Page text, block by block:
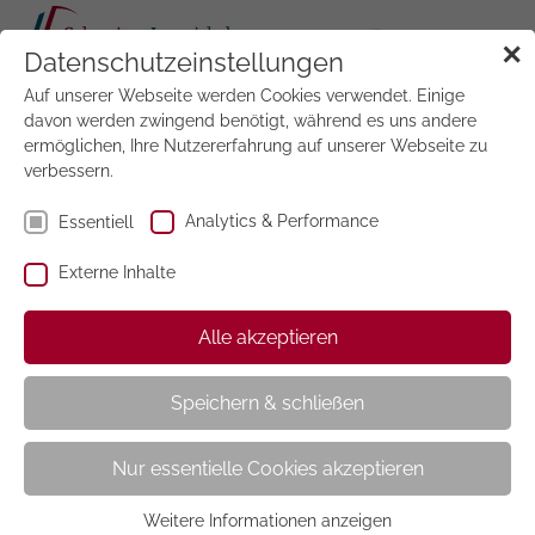
Jetzt
testen
Bike
✕
Datenschutzeinstellungen
Auf unserer Webseite werden Cookies verwendet. Einige
davon werden zwingend benötigt, während es uns andere
ermöglichen, Ihre Nutzererfahrung auf unserer Webseite zu
verbessern.
Essentiell Analytics & Performance
Externe Inhalte
Alle akzeptieren
Speichern & schließen
Nur essentielle Cookies akzeptieren
Weitere Informationen anzeigen